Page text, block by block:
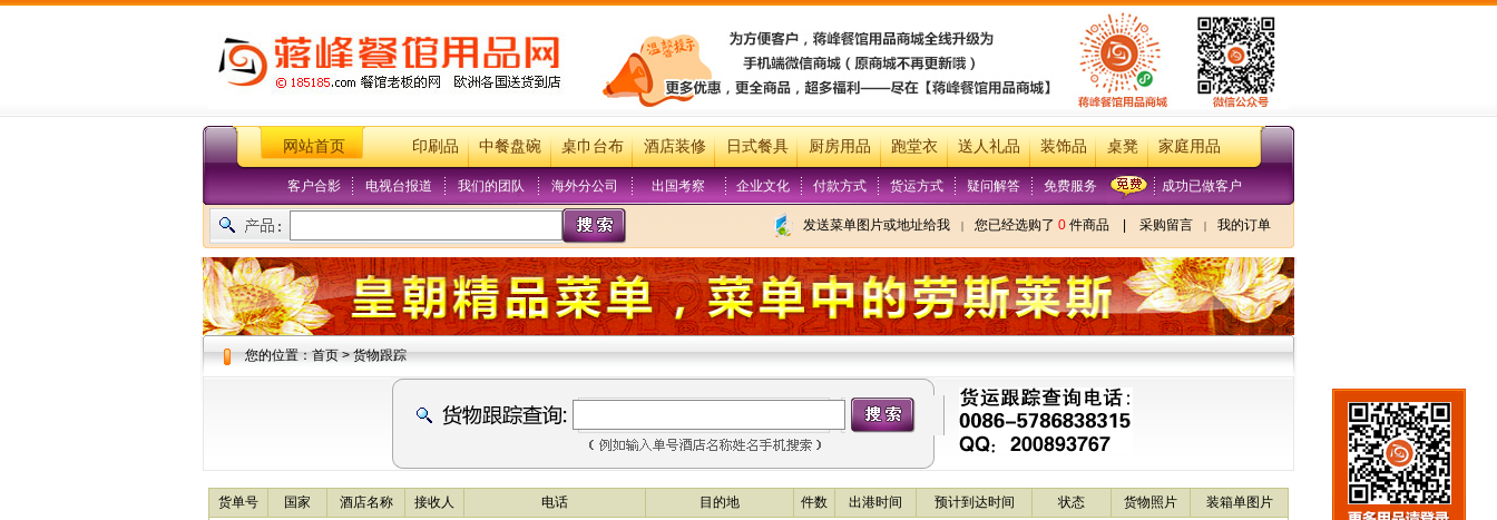
网站首页 印刷品 中餐盘碗 桌巾台布 酒店装修 日式餐具 厨房用品 跑堂衣 送人礼品 装饰品 桌凳 家庭用品
客户合影 电视台报道 我们的团队 海外分公司 出国考察 企业文化 付款方式 货运方式 疑问解答 免费服务 成功已做客户
发送菜单图片或地址给我 | 您已经选购了 0 件商品 采购留言 | 我的订单
您的位置：首页 > 货物跟踪
货单号 国家 酒店名称 接收人 电话 目的地 件数 出港时间 预计到达时间 状态 货物照片
装箱单图片